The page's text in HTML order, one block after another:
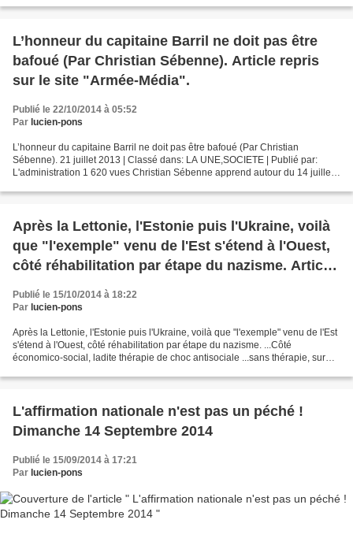
L’honneur du capitaine Barril ne doit pas être
bafoué (Par Christian Sébenne). Article repris
sur le site "Armée-Média".
Publié le 22/10/2014 à 05:52
Par lucien-pons
L’honneur du capitaine Barril ne doit pas être bafoué (Par Christian
Sébenne). 21 juillet 2013 | Classé dans: LA UNE,SOCIETE | Publié par:
L'administration 1 620 vues Christian Sébenne apprend autour du 14 juillet
Après la Lettonie, l'Estonie puis l'Ukraine, voilà
que "l'exemple" venu de l'Est s'étend à l'Ouest,
côté réhabilitation par étape du nazisme. Article
de Jean-Marie Chauvier.
Publié le 15/10/2014 à 18:22
Par lucien-pons
Après la Lettonie, l'Estonie puis l'Ukraine, voilà que "l'exemple" venu de l'Est
s'étend à l'Ouest, côté réhabilitation par étape du nazisme. ...Côté
économico-social, ladite thérapie de choc antisociale ...sans thérapie, sur
L'affirmation nationale n'est pas un péché !
Dimanche 14 Septembre 2014
Publié le 15/09/2014 à 17:21
Par lucien-pons